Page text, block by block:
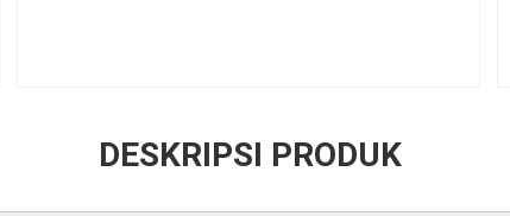
DESKRIPSI PRODUK